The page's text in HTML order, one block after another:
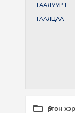
ТААЛУУР I
ТААЛЦАА
Өргөн